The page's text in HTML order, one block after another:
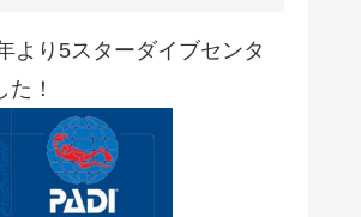
より5スターダイブセンタ
！